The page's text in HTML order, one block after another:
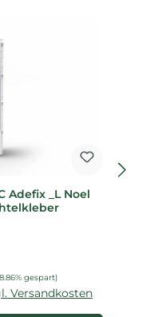
Adefix _L Noel
gespart)
Versandkosten